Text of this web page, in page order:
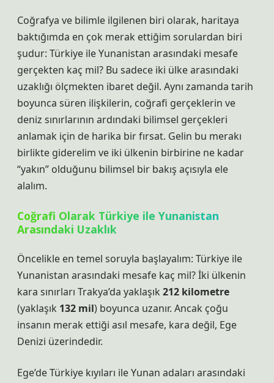
Coğrafya ve bilimle ilgilenen biri olarak, haritaya
baktığımda en çok merak ettiğim sorulardan biri
şudur: Türkiye ile Yunanistan arasındaki mesafe
gerçekten kaç mil? Bu sadece iki ülke arasındaki
uzaklığı ölçmekten ibaret değil. Aynı zamanda tarih
boyunca süren ilişkilerin, coğrafi gerçeklerin ve
deniz sınırlarının ardındaki bilimsel gerçekleri
anlamak için de harika bir fırsat. Gelin bu merakı
birlikte giderelim ve iki ülkenin birbirine ne kadar
“yakın” olduğunu bilimsel bir bakış açısıyla ele
alalım.
Coğrafi Olarak Türkiye ile Yunanistan
Arasındaki Uzaklık
Öncelikle en temel soruyla başlayalım: Türkiye ile
Yunanistan arasındaki mesafe kaç mil? İki ülkenin
kara sınırları Trakya’da yaklaşık 212 kilometre
(yaklaşık 132 mil) boyunca uzanır. Ancak çoğu
insanın merak ettiği asıl mesafe, kara değil, Ege
Denizi üzerindedir.
Ege’de Türkiye kıyıları ile Yunan adaları arasındaki